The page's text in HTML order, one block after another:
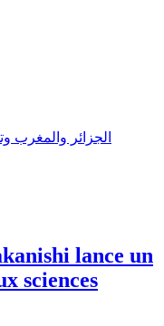
/ الجزائر والمغرب
lance un
sciences